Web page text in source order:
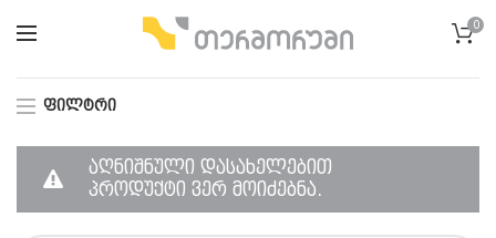
0
ᲤᲘᲚᲢᲠᲘ
აღნიშნული დასახელებით
პროდუქტი ვერ მოიძებნა.